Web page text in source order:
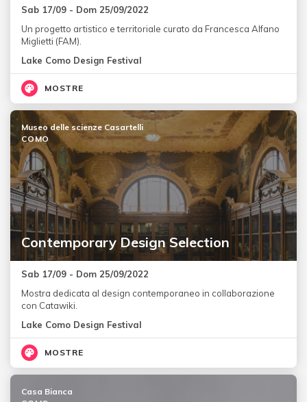
Sab 17/09 - Dom 25/09/2022
Un progetto artistico e territoriale curato da Francesca Alfano
Miglietti (FAM).
Lake Como Design Festival
MOSTRE
Contemporary Design Selection
Museo delle scienze Casartelli
COMO
Sab 17/09 - Dom 25/09/2022
Mostra dedicata al design contemporaneo in collaborazione
con Catawiki.
Lake Como Design Festival
MOSTRE
Casa Bianca